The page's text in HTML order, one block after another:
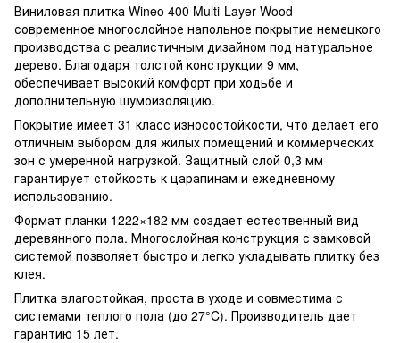
Виниловая плитка Wineo 400 Multi-Layer Wood –
современное многослойное напольное покрытие немецкого
производства с реалистичным дизайном под натуральное
дерево. Благодаря толстой конструкции 9 мм,
обеспечивает высокий комфорт при ходьбе и
дополнительную шумоизоляцию.
Покрытие имеет 31 класс износостойкости, что делает его
отличным выбором для жилых помещений и коммерческих
зон с умеренной нагрузкой. Защитный слой 0,3 мм
гарантирует стойкость к царапинам и ежедневному
использованию.
Формат планки 1222×182 мм создает естественный вид
деревянного пола. Многослойная конструкция с замковой
системой позволяет быстро и легко укладывать плитку без
клея.
Плитка влагостойкая, проста в уходе и совместима с
системами теплого пола (до 27°C). Производитель дает
гарантию 15 лет.